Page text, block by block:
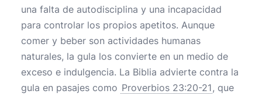
una falta de autodisciplina y una incapacidad
para controlar los propios apetitos. Aunque
comer y beber son actividades humanas
naturales, la gula los convierte en un medio de
exceso e indulgencia. La Biblia advierte contra la
gula en pasajes como Proverbios 23:20-21, que